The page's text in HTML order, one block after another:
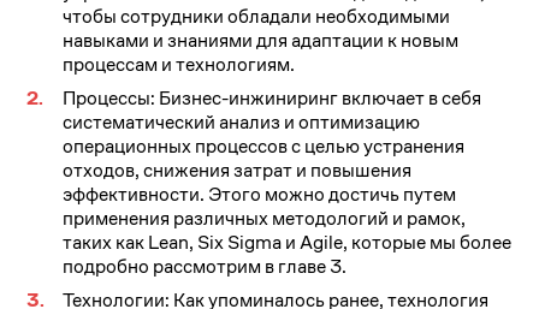
чтобы сотрудники обладали необходимыми
навыками и знаниями для адаптации к новым
процессам и технологиям.
Процессы: Бизнес-инжиниринг включает в себя
систематический анализ и оптимизацию
операционных процессов с целью устранения
отходов, снижения затрат и повышения
эффективности. Этого можно достичь путем
применения различных методологий и рамок,
таких как Lean, Six Sigma и Agile, которые мы более
подробно рассмотрим в главе 3.
Технологии: Как упоминалось ранее, технология